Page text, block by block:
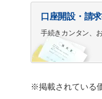
口座開設・請
手続きカンタン、
※掲載されている